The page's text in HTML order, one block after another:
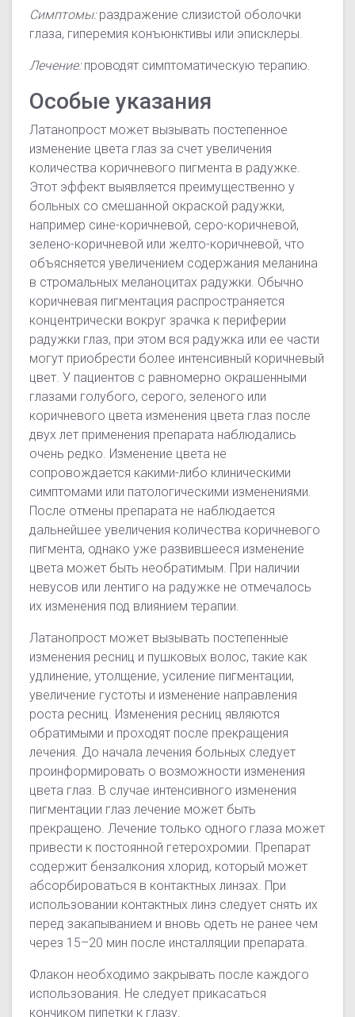
Симптомы:раздражение слизистой оболочки
глаза, гиперемия конъюнктивы или эписклеры.
Лечение:проводят симптоматическую терапию.
Особые указания
Латанопрост может вызывать постепенное
изменение цвета глаз за счет увеличения
количества коричневого пигмента в радужке.
Этот эффект выявляется преимущественно у
больных со смешанной окраской радужки,
например сине-коричневой, серо-коричневой,
зелено-коричневой или желто-коричневой, что
объясняется увеличением содержания меланина
в стромальных меланоцитах радужки. Обычно
коричневая пигментация распространяется
концентрически вокруг зрачка к периферии
радужки глаз, при этом вся радужка или ее части
могут приобрести более интенсивный коричневый
цвет. У пациентов с равномерно окрашенными
глазами голубого, серого, зеленого или
коричневого цвета изменения цвета глаз после
двух лет применения препарата наблюдались
очень редко. Изменение цвета не
сопровождается какими-либо клиническими
симптомами или патологическими изменениями.
После отмены препарата не наблюдается
дальнейшее увеличения количества коричневого
пигмента, однако уже развившееся изменение
цвета может быть необратимым. При наличии
невусов или лентиго на радужке не отмечалось
их изменения под влиянием терапии.
Латанопрост может вызывать постепенные
изменения ресниц и пушковых волос, такие как
удлинение, утолщение, усиление пигментации,
увеличение густоты и изменение направления
роста ресниц. Изменения ресниц являются
обратимыми и проходят после прекращения
лечения. До начала лечения больных следует
проинформировать о возможности изменения
цвета глаз. В случае интенсивного изменения
пигментации глаз лечение может быть
прекращено. Лечение только одного глаза может
привести к постоянной гетерохромии. Препарат
содержит бензалкония хлорид, который может
абсорбироваться в контактных линзах. При
использовании контактных линз следует снять их
перед закапыванием и вновь одеть не ранее чем
через 15–20 мин после инсталляции препарата.
Флакон необходимо закрывать после каждого
использования. Не следует прикасаться
кончиком пипетки к глазу.